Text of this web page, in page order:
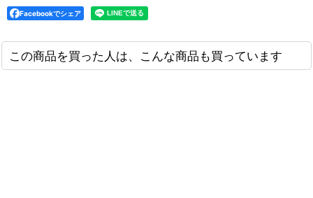
Facebookでシェア
この商品を買った人は、こんな商品も買っています